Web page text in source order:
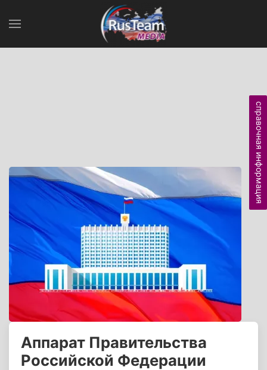
Аппарат Правительства
Российской Федерации
справочная информация